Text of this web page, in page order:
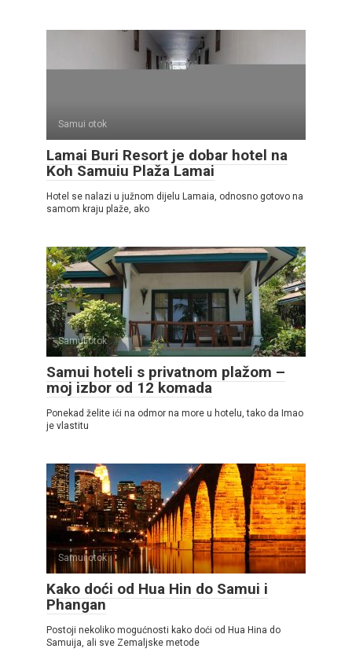
Samui otok
Lamai Buri Resort je dobar hotel na
Koh Samuiu Plaža Lamai
Hotel se nalazi u južnom dijelu Lamaia, odnosno gotovo na
samom kraju plaže, ako
Samui otok
Samui hoteli s privatnom plažom –
moj izbor od 12 komada
Ponekad želite ići na odmor na more u hotelu, tako da Imao
je vlastitu
Samui otok
Kako doći od Hua Hin do Samui i
Phangan
Postoji nekoliko mogućnosti kako doći od Hua Hina do
Samuija, ali sve Zemaljske metode